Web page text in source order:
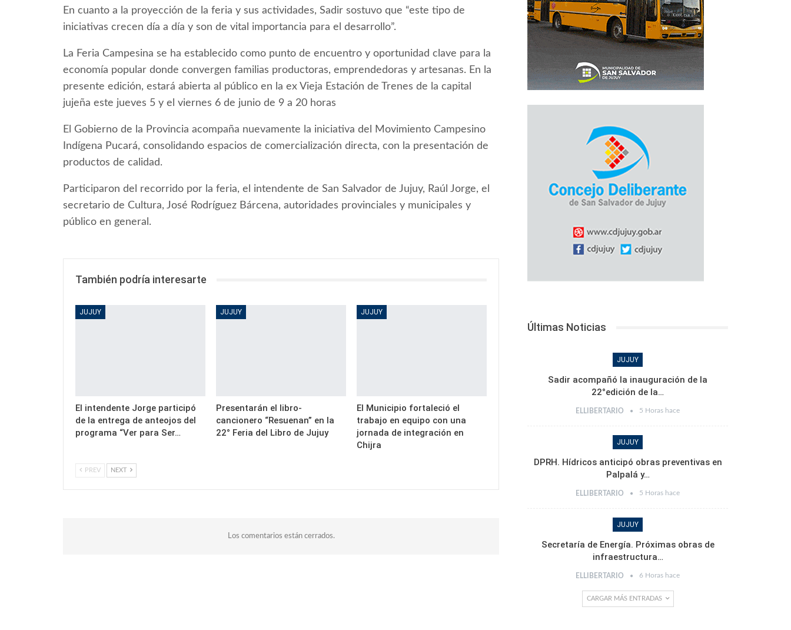
En cuanto a la proyección de la feria y sus actividades, Sadir sostuvo que “este tipo de
iniciativas crecen día a día y son de vital importancia para el desarrollo”.
La Feria Campesina se ha establecido como punto de encuentro y oportunidad clave para la
economía popular donde convergen familias productoras, emprendedoras y artesanas. En la
presente edición, estará abierta al público en la ex Vieja Estación de Trenes de la capital
jujeña este jueves 5 y el viernes 6 de junio de 9 a 20 horas
El Gobierno de la Provincia acompaña nuevamente la iniciativa del Movimiento Campesino
Indígena Pucará, consolidando espacios de comercialización directa, con la presentación de
productos de calidad.
Participaron del recorrido por la feria, el intendente de San Salvador de Jujuy, Raúl Jorge, el
secretario de Cultura, José Rodríguez Bárcena, autoridades provinciales y municipales y
público en general.
También podría interesarte
JUJUY
El intendente Jorge participó
de la entrega de anteojos del
programa “Ver para Ser…
JUJUY
Presentarán el libro-
cancionero “Resuenan” en la
22° Feria del Libro de Jujuy
JUJUY
El Municipio fortaleció el
trabajo en equipo con una
jornada de integración en
Chijra
PREV NEXT
Los comentarios están cerrados.
Últimas Noticias
JUJUY
Sadir acompañó la inauguración de la
22°edición de la…
ELLIBERTARIO 5 Horas hace
JUJUY
DPRH. Hídricos anticipó obras preventivas en
Palpalá y…
ELLIBERTARIO 5 Horas hace
JUJUY
Secretaría de Energía. Próximas obras de
infraestructura…
ELLIBERTARIO 6 Horas hace
CARGAR MÁS ENTRADAS